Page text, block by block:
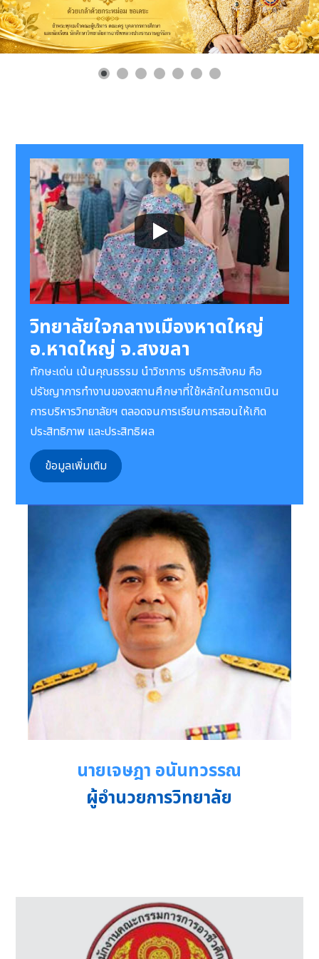
วิทยาลัยใจกลางเมืองหาดใหญ่
อ.หาดใหญ่ จ.สงขลา
ทักษะเด่น เน้นคุณธรรม นําวิชาการ บริการสังคม คือ
ปรัชญาการทํางานของสถานศึกษาที่ใช้หลักในการดาเนิน
การบริหารวิทยาลัยฯ ตลอดจนการเรียนการสอนให้เกิด
ประสิทธิภาพ และประสิทธิผล
ข้อมูลเพิ่มเติม
นายเจษฎา อนันทวรรณ
ผู้อำนวยการวิทยาลัย